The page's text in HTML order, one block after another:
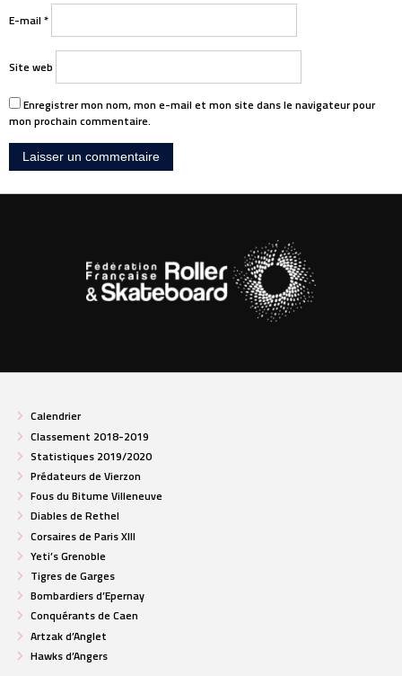
E-mail *
Site web
Enregistrer mon nom, mon e-mail et mon site dans le navigateur pour
mon prochain commentaire.
Calendrier
Classement 2018-2019
Statistiques 2019/2020
Prédateurs de Vierzon
Fous du Bitume Villeneuve
Diables de Rethel
Corsaires de Paris XIII
Yeti’s Grenoble
Tigres de Garges
Bombardiers d’Epernay
Conquérants de Caen
Artzak d’Anglet
Hawks d’Angers